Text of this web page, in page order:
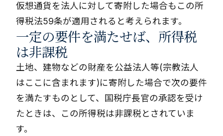
仮想通貨を法人に対して寄附した場合もこの所
得税法59条が適用されると考えられます。
一定の要件を満たせば、所得税
は非課税
土地、建物などの財産を公益法人等(宗教法人
はここに含まれます)に寄附した場合で次の要件
を満たすものとして、国税庁長官の承認を受け
たときは、この所得税は非課税とされていま
す。